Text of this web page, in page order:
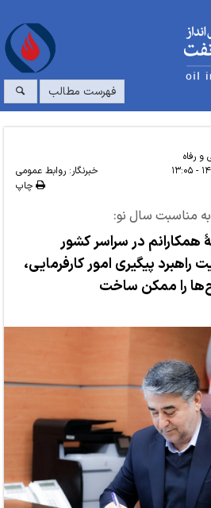
فهرست مطالب
و رفاه
خبرنگار: روابط عمومی
چاپ
مناسبت سال نو:
همکارانم در سراسر کشور
پیگیری امور کارفرمایی،
را ممکن ساخت